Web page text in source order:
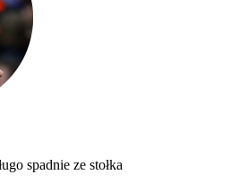
spadnie ze stołka